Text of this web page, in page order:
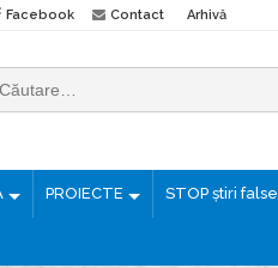
Facebook Contact Arhivă
PROIECTE STOP știri false